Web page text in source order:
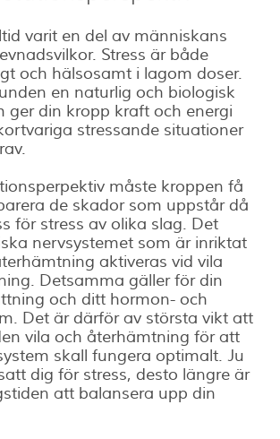
varit en del av människans
Stress är både
och hälsosamt i lagom doser.
en naturlig och biologisk
ger din kropp kraft och energi
stressande situationer
måste kroppen få
de skador som uppstår då
för stress av olika slag. Det
nervsystemet som är inriktat
aktiveras vid vila
Detsamma gäller för din
och ditt hormon- och
Det är därför av största vikt att
vila och återhämtning för att
skall fungera optimalt. Ju
dig för stress, desto längre är
att balansera upp din